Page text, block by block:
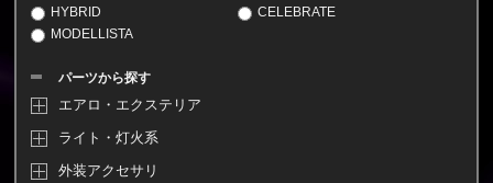
HYBRID
CELEBRATE
MODELLISTA
パーツから探す
エアロ・エクステリア
ライト・灯火系
外装アクセサリ